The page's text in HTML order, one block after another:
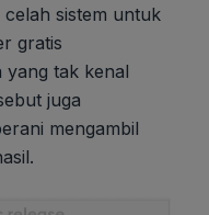
sistem untuk
gratis
yang tak kenal
juga
mengambil